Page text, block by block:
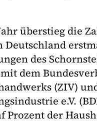
überstieg die
Deutschland
des
dem
(ZIV)
e.V.
Prozent der